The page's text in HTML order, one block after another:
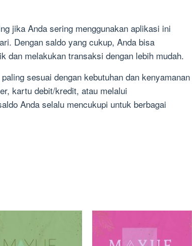
jika Anda sering menggunakan aplikasi ini
Dengan saldo yang cukup, Anda bisa
dan melakukan transaksi dengan lebih mudah.
sesuai dengan kebutuhan dan kenyamanan
kartu debit/kredit, atau melalui
Anda selalu mencukupi untuk berbagai